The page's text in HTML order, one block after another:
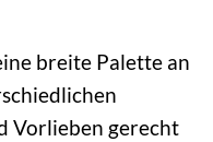
breite Palette an
Vorlieben gerecht